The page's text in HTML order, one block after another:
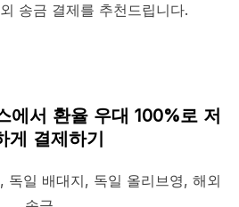
송금 결제를 추천드립니다.
에서 환율 우대 100%로 저
게 결제하기